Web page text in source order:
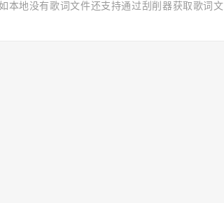
本地没有歌词文件还支持通过刮削器获取歌词文